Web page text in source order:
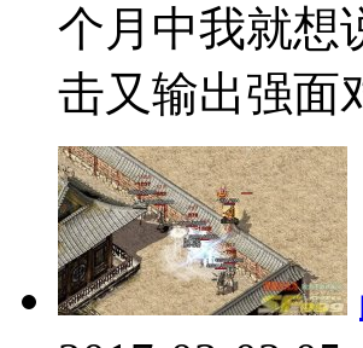
个月中我就想
击又输出强面